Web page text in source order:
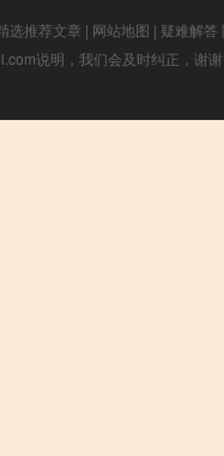
选推荐文章 | 网站地图 | 疑难解答
说明，我们会及时纠正，谢谢